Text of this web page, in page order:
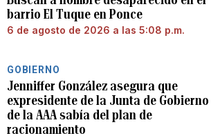
barrio El Tuque en Ponce
6 de agosto de 2026 a las 5:08 p.m.
GOBIERNO
Jenniffer González asegura que
expresidente de la Junta de Gobierno
de la AAA sabía del plan de
racionamiento